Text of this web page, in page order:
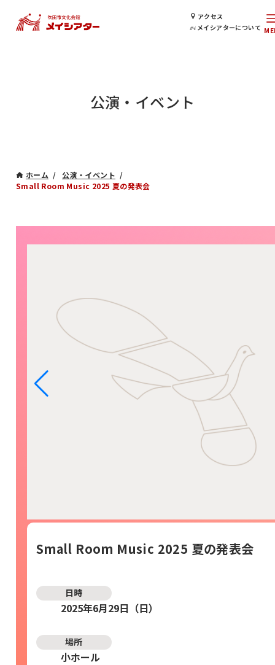
アクセス
メイシアターについて
公演・イベント
ホーム
公演・イベント
Small Room Music 2025 夏の発表会
Small Room Music 2025 夏の発表会
日時
2025年6月29日（日）
場所
小ホール